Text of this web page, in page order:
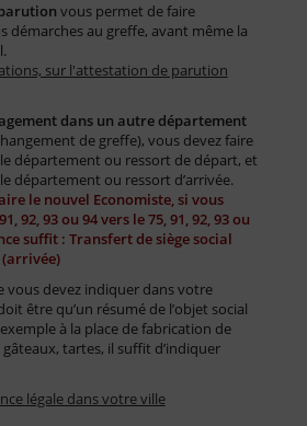
vous permet de faire
démarches au greffe, avant même la
sur l'attestation de parution
dans un autre département
de greffe), vous devez faire
département ou ressort de départ, et
département ou ressort d’arrivée.
le nouvel Economiste, si vous
92, 93 ou 94 vers le 75, 91, 92, 93 ou
suffit : Transfert de siège social
vous devez indiquer dans votre
être qu’un résumé de l’objet social
à la place de fabrication de
tartes, il suffit d’indiquer
légale dans votre ville